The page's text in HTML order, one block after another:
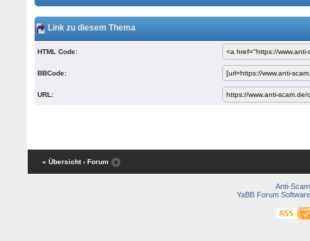
Link zu diesem Thema
HTML Code:
BBCode:
URL:
« Übersicht ‹ Forum
Anti-Scam
YaBB Forum Software